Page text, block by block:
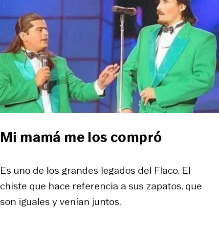
Mi mamá me los compró
Es uno de los grandes legados del Flaco. El
chiste que hace referencia a sus zapatos, que
son iguales y venían juntos.